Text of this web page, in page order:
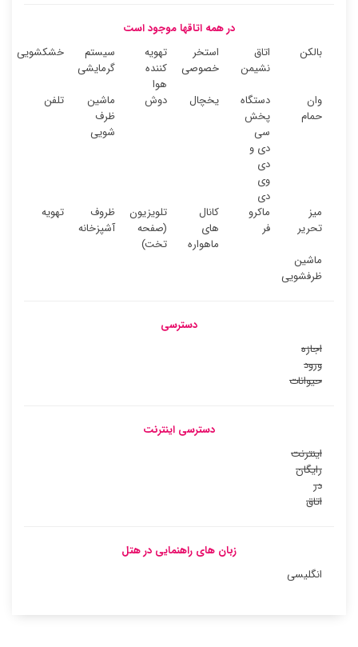
در همه اتاقها موجود است
بالکن
اتاق
نشیمن
استخر
خصوصی
تهویه
کننده
هوا
سیستم
گرمایشی
خشکشویی
وان
حمام
دستگاه
پخش
سی
دی و
دی
وی
دی
یخچال دوش
ماشین
ظرف
شویی
تلفن
میز
تحریر
ماکرو
فر
کانال
های
ماهواره
تلویزیون
(صفحه
تخت)
ظروف
آشپزخانه
تهویه
ماشین
ظرفشویی
دسترسی
اجازه
ورود
حیوانات
دسترسی اینترنت
اینترنت
رایگان
در
اتاق
زبان های راهنمایی در هتل
انگلیسی